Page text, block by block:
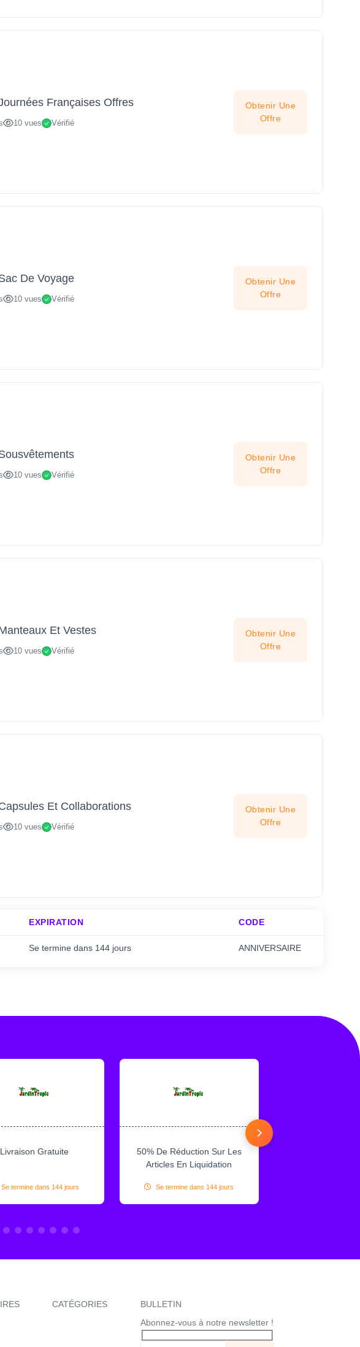
Françaises Offres
10 vues Vérifié
Obtenir Une
Offre
De Voyage
10 vues Vérifié
Obtenir Une
Offre
10 vues Vérifié
Obtenir Une
Offre
Et Vestes
10 vues Vérifié
Obtenir Une
Offre
Et Collaborations
10 vues Vérifié
Obtenir Une
Offre
EXPIRATION CODE
Se termine dans 144 jours ANNIVERSAIRE
Livraison Gratuite
Se termine dans 144 jours
50% De Réduction Sur Les
Articles En Liquidation
Se termine dans 144 jours
CATÉGORIES
BULLETIN
Abonnez-vous à notre newsletter !